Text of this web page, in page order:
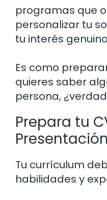
programas que
personalizar tu
tu interés
Es como
quieres saber
persona,
Prepara tu
Presentación
Tu currículum
habilidades y